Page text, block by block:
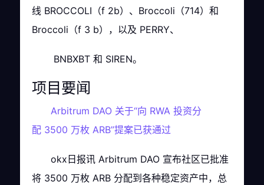
线 BROCCOLI（f 2b）、Broccoli（714）和
Broccoli（f 3 b），以及 PERRY、
BNBXBT 和 SIREN。
项目要闻
Arbitrum DAO 关于“向 RWA 投资分
配 3500 万枚 ARB”提案已获通过
okx日报讯 Arbitrum DAO 宣布社区已批准
将 3500 万枚 ARB 分配到各种稳定资产中，总